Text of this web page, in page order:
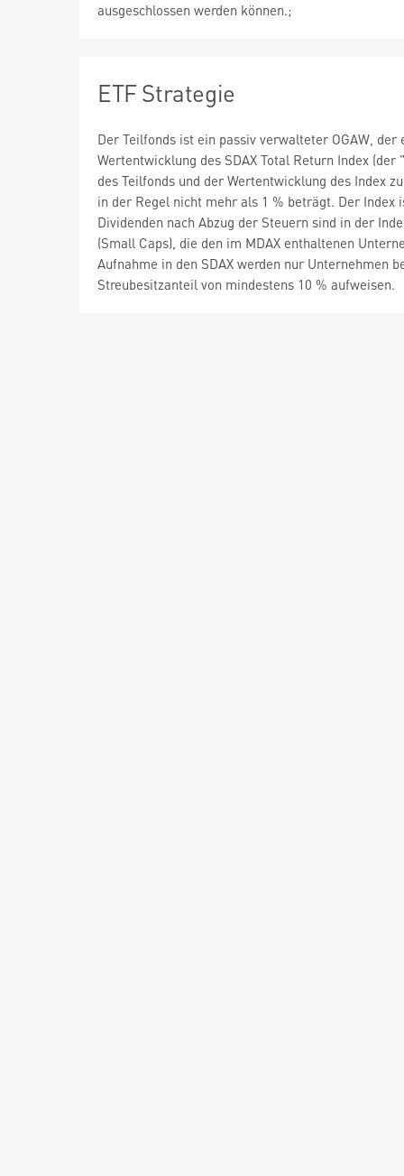
ausgeschlossen werden können.;
ETF Strategie
Der Teilfonds ist ein passiv verwalteter OGAW,
Wertentwicklung des SDAX Total Return Index
des Teilfonds und der Wertentwicklung des Index
in der Regel nicht mehr als 1 % beträgt. Der
Dividenden nach Abzug der Steuern sind in der
(Small Caps), die den im MDAX enthaltenen
Aufnahme in den SDAX werden nur Unternehmen
Streubesitzanteil von mindestens 10 % aufweisen.